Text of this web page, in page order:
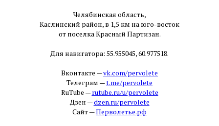
Челябинская область,
Каслинский район, в 1,5 км на юго-восток
от поселка Красный Партизан.
Для навигатора: 55.955045, 60.977518.
Вконтакте —vk.com/pervolete
Телеграм —t.me/pervolete
RuTube —rutube.ru/u/pervolete
Дзен —dzen.ru/pervolete
Сайт —Перволетье.рф